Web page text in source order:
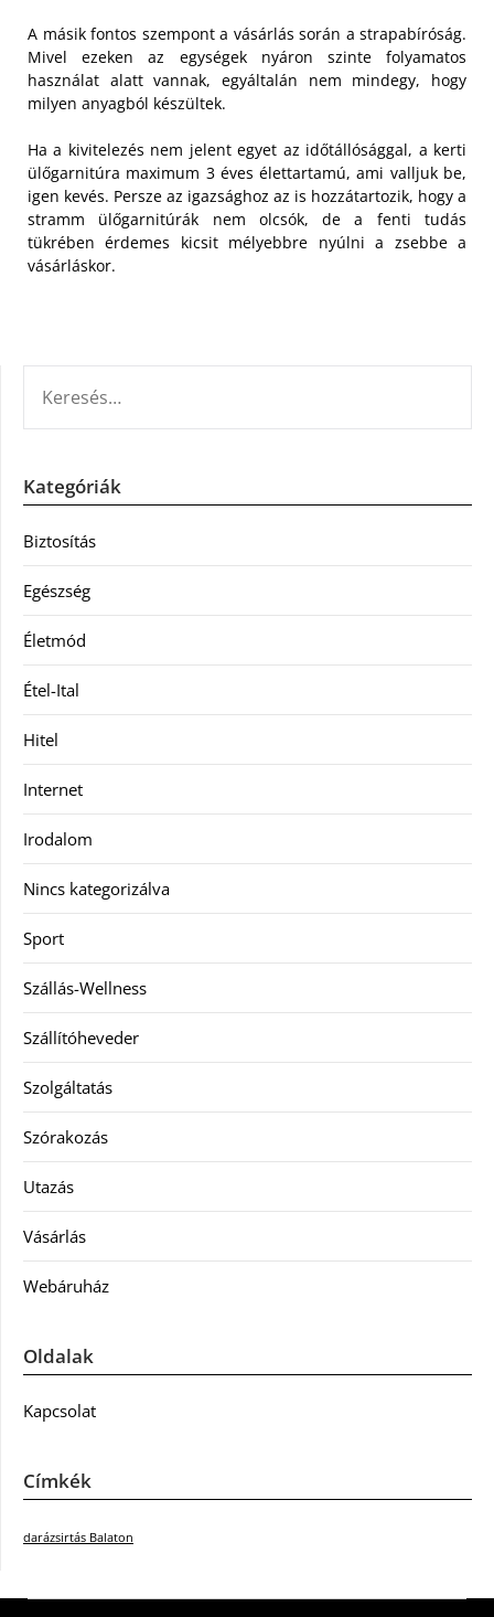
A másik fontos szempont a vásárlás során a strapabíróság.
Mivel ezeken az egységek nyáron szinte folyamatos
használat alatt vannak, egyáltalán nem mindegy, hogy
milyen anyagból készültek.
Ha a kivitelezés nem jelent egyet az időtállósággal, a kerti
ülőgarnitúra maximum 3 éves élettartamú, ami valljuk be,
igen kevés. Persze az igazsághoz az is hozzátartozik, hogy a
stramm ülőgarnitúrák nem olcsók, de a fenti tudás
tükrében érdemes kicsit mélyebbre nyúlni a zsebbe a
vásárláskor.
Kategóriák
Biztosítás
Egészség
Életmód
Étel-Ital
Hitel
Internet
Irodalom
Nincs kategorizálva
Sport
Szállás-Wellness
Szállítóheveder
Szolgáltatás
Szórakozás
Utazás
Vásárlás
Webáruház
Oldalak
Kapcsolat
Címkék
darázsirtás Balaton